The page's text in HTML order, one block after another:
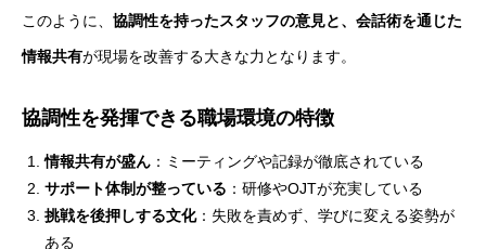
このように、 協調性を持ったスタッフの意見と、会話術を通じた
情報共有が現場を改善する大きな力となります。
協調性を発揮できる職場環境の特徴
情報共有が盛ん ：ミーティングや記録が徹底されている
サポート体制が整っている ：研修やOJTが充実している
挑戦を後押しする文化：失敗を責めず、学びに変える姿勢が
ある